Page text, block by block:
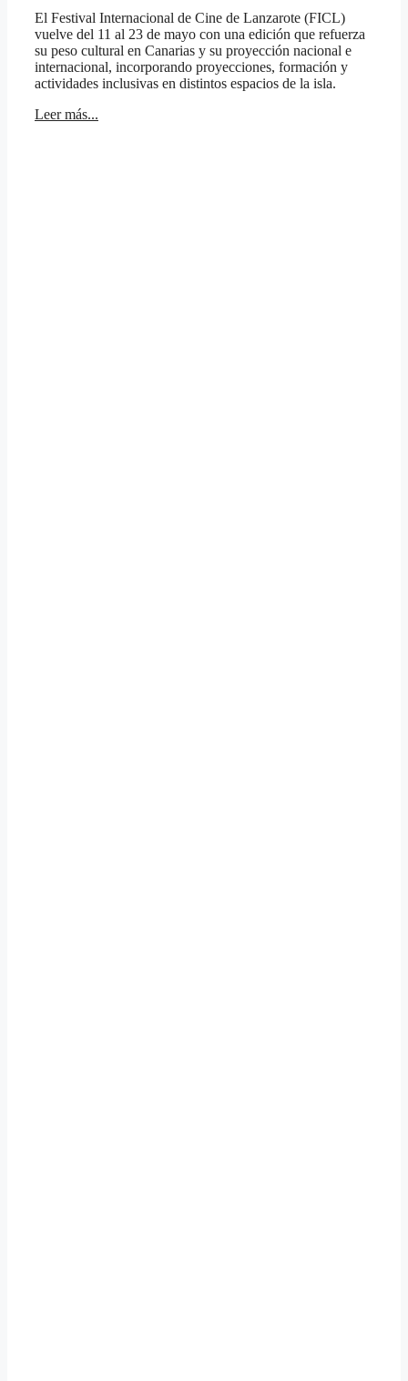
El Festival Internacional de Cine de Lanzarote (FICL)
vuelve del 11 al 23 de mayo con una edición que refuerza
su peso cultural en Canarias y su proyección nacional e
internacional, incorporando proyecciones, formación y
actividades inclusivas en distintos espacios de la isla.
Leer más...